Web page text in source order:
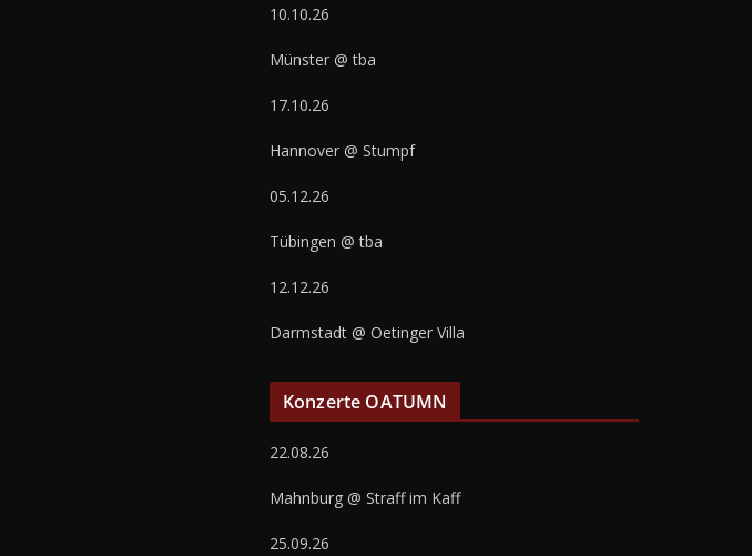
10.10.26
Münster @ tba
17.10.26
Hannover @ Stumpf
05.12.26
Tübingen @ tba
12.12.26
Darmstadt @ Oetinger Villa
Konzerte OATUMN
22.08.26
Mahnburg @ Straff im Kaff
25.09.26